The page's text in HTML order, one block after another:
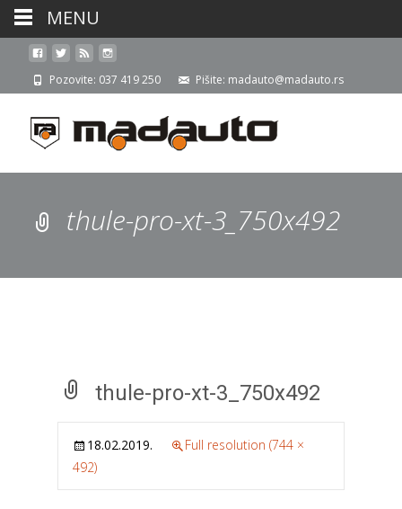
Pozovite: 037 419 250 Pišite: madauto@madauto.rs
thule-pro-xt-3_750x492
thule-pro-xt-3_750x492
18.02.2019.
Full resolution (744 ×
492)
MENU